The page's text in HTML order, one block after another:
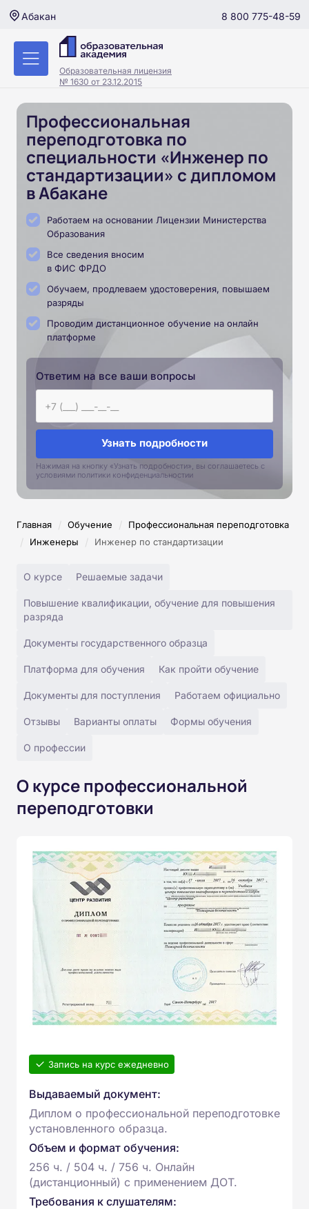
Абакан 8 800 775-48-59
Образовательная лицензия
№ 1630 от 23.12.2015
Профессиональная
переподготовка по
специальности «Инженер по
стандартизации» с дипломом
в Абакане
Работаем на основании Лицензии Министерства
Образования
Все сведения вносим
в ФИС ФРДО
Обучаем, продлеваем удостоверения, повышаем
разряды
Проводим дистанционное обучение на онлайн
платформе
Ответим на все ваши вопросы
Узнать подробности
Нажимая на кнопку «Узнать подробности», вы соглашаетесь с
условиями политики конфиденциальностии
Главная / Обучение / Профессиональная переподготовка
/ Инженеры / Инженер по стандартизации
О курсе Решаемые задачи
Повышение квалификации, обучение для повышения
разряда
Документы государственного образца
Платформа для обучения Как пройти обучение
Документы для поступления Работаем официально
Отзывы Варианты оплаты Формы обучения
О профессии
О курсе профессиональной
переподготовки
Запись на курс ежедневно
Выдаваемый документ:
Диплом о профессиональной переподготовке
установленного образца.
Объем и формат обучения:
256 ч. / 504 ч. / 756 ч. Онлайн
(дистанционный) с применением ДОТ.
Требования к слушателям: